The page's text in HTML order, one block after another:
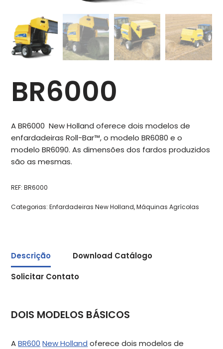
BR6000
A BR6000 New Holland oferece dois modelos de
enfardadeiras Roll-Bar™, o modelo BR6080 e o
modelo BR6090. As dimensões dos fardos produzidos
são as mesmas.
REF:BR6000
Categorias:Enfardadeiras New Holland,Máquinas Agrícolas
Descrição
Download Catálogo
Solicitar Contato
DOIS MODELOS BÁSICOS
ABR600 New Holland oferece dois modelos de